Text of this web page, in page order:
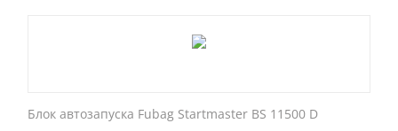
Блок автозапуска Fubag Startmaster BS 11500 D